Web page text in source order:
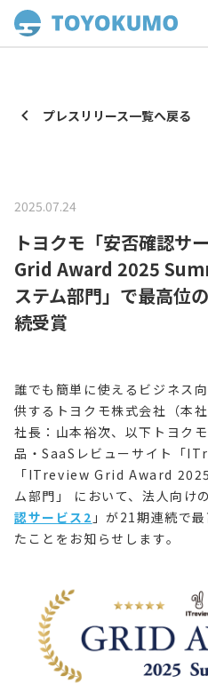
プレスリリース一覧へ戻る
2025.07.24
トヨクモ「安否確認
Grid Award 2025
ステム部門」で最高位
続受賞
誰でも簡単に使えるビジネス
供するトヨクモ株式会社（本
社長：山本裕次、以下トヨク
品・SaaSレビューサイト「
「ITreview Grid Award
ム部門」 において、法人向け
認サービス2 」が21期連続で
たことをお知らせします。